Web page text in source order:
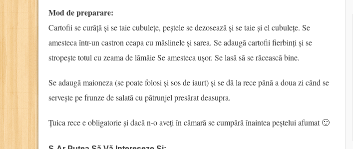
Mod de preparare:
Cartofii se curăță și se taie cubulețe, peștele se dezosează și se taie și el cubulețe. Se
amesteca într-un castron ceapa cu măslinele și sarea. Se adaugă cartofii fierbinți și se
stropește totul cu zeama de lămâie Se amesteca ușor. Se lasă să se răcească bine.
Se adaugă maioneza (se poate folosi și sos de iaurt) și se dă la rece până a doua zi când se
servește pe frunze de salată cu pătrunjel presărat deasupra.
Țuica rece e obligatorie și dacă n-o aveți în cămară se cumpără înaintea peștelui afumat 🙂